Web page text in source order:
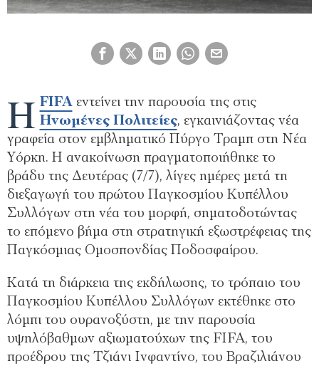
Η FIFA εντείνει την παρουσία της στις
Ηνωμένες Πολιτείες, εγκαινιάζοντας νέα
γραφεία στον εμβληματικό Πύργο Τραμπ στη Νέα
Υόρκη. Η ανακοίνωση πραγματοποιήθηκε το
βράδυ της Δευτέρας (7/7), λίγες ημέρες μετά τη
διεξαγωγή του πρώτου Παγκοσμίου Κυπέλλου
Συλλόγων στη νέα του μορφή, σηματοδοτώντας
το επόμενο βήμα στη στρατηγική εξωστρέφειας της
Παγκόσμιας Ομοσπονδίας Ποδοσφαίρου.
Κατά τη διάρκεια της εκδήλωσης, το τρόπαιο του
Παγκοσμίου Κυπέλλου Συλλόγων εκτέθηκε στο
λόμπι του ουρανοξύστη, με την παρουσία
υψηλόβαθμων αξιωματούχων της FIFA, του
προέδρου της Τζιάνι Ινφαντίνο, του Βραζιλιάνου